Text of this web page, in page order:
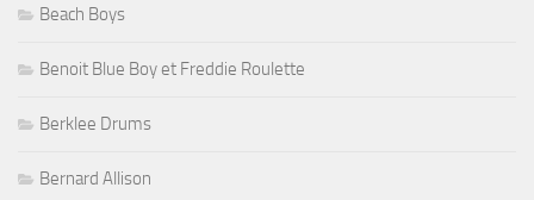
Beach Boys
Benoit Blue Boy et Freddie Roulette
Berklee Drums
Bernard Allison